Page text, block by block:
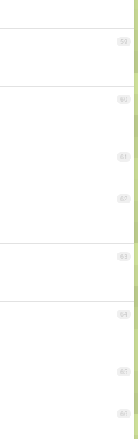
59
60
61
62
63
64
65
66